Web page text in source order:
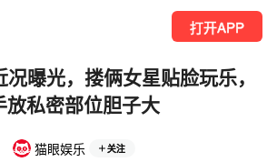
打开APP
曝光，搂俩女星贴脸玩乐，
放私密部位胆子大
猫眼娱乐 关注